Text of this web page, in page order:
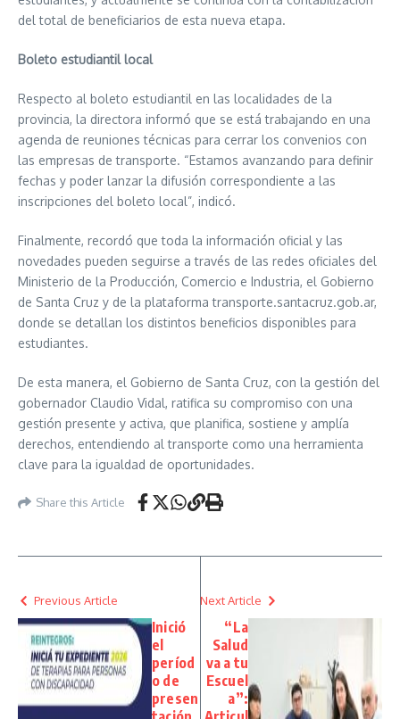
del total de beneficiarios de esta nueva etapa.
Boleto estudiantil local
Respecto al boleto estudiantil en las localidades de la
provincia, la directora informó que se está trabajando en una
agenda de reuniones técnicas para cerrar los convenios con
las empresas de transporte. “Estamos avanzando para definir
fechas y poder lanzar la difusión correspondiente a las
inscripciones del boleto local”, indicó.
Finalmente, recordó que toda la información oficial y las
novedades pueden seguirse a través de las redes oficiales del
Ministerio de la Producción, Comercio e Industria, el Gobierno
de Santa Cruz y de la plataforma transporte.santacruz.gob.ar,
donde se detallan los distintos beneficios disponibles para
estudiantes.
De esta manera, el Gobierno de Santa Cruz, con la gestión del
gobernador Claudio Vidal, ratifica su compromiso con una
gestión presente y activa, que planifica, sostiene y amplía
derechos, entendiendo al transporte como una herramienta
clave para la igualdad de oportunidades.
Share this Article
Previous Article
Inició
el
períod
o de
presen
Next Article
“La
Salud
va a tu
Escuel
a”: